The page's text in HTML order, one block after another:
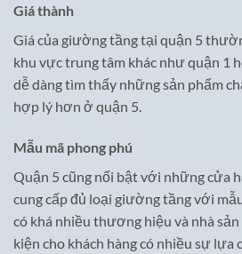
Giá thành
Giá của giường tầng tại quận 5
khu vực trung tâm khác như quận 1
dễ dàng tìm thấy những sản phẩm
hợp lý hơn ở quận 5.
Mẫu mã phong phú
Quận 5 cũng nổi bật với những cửa
cung cấp đủ loại giường tầng với
có khá nhiều thương hiệu và nhà
kiện cho khách hàng có nhiều sự lựa